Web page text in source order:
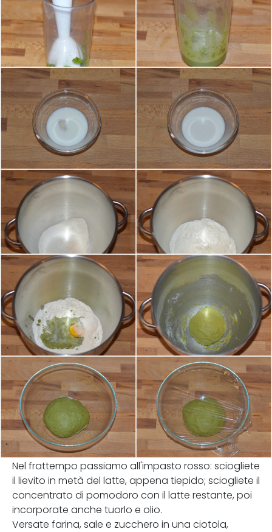
Nel frattempo passiamo all'impasto rosso: sciogliete
il lievito in metà del latte, appena tiepido; sciogliete il
concentrato di pomodoro con il latte restante, poi
incorporate anche tuorlo e olio.
Versate farina, sale e zucchero in una ciotola,